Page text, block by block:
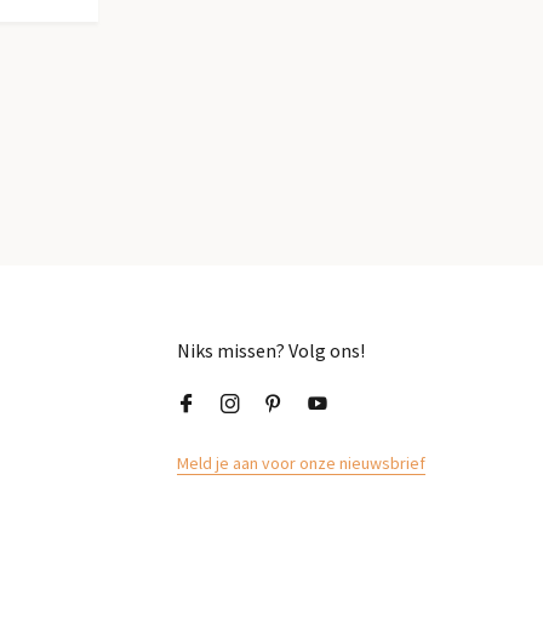
Niks missen? Volg ons!
Meld je aan voor onze nieuwsbrief